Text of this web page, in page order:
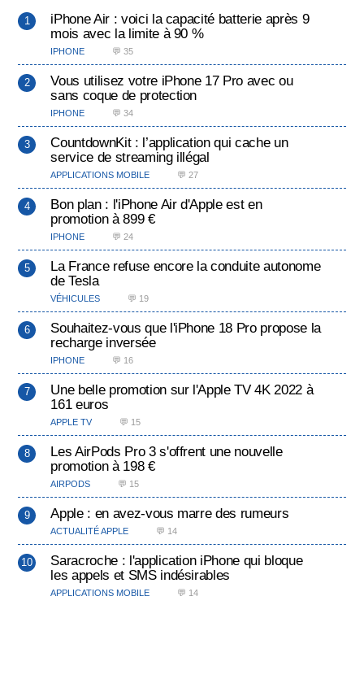
iPhone Air : voici la capacité batterie après 9
mois avec la limite à 90 %
IPHONE 💬 35
Vous utilisez votre iPhone 17 Pro avec ou
sans coque de protection
IPHONE 💬 34
CountdownKit : l’application qui cache un
service de streaming illégal
APPLICATIONS MOBILE 💬 27
Bon plan : l'iPhone Air d'Apple est en
promotion à 899 €
IPHONE 💬 24
La France refuse encore la conduite autonome
de Tesla
VÉHICULES 💬 19
Souhaitez-vous que l'iPhone 18 Pro propose la
recharge inversée
IPHONE 💬 16
Une belle promotion sur l'Apple TV 4K 2022 à
161 euros
APPLE TV 💬 15
Les AirPods Pro 3 s'offrent une nouvelle
promotion à 198 €
AIRPODS 💬 15
Apple : en avez-vous marre des rumeurs
ACTUALITÉ APPLE 💬 14
Saracroche : l'application iPhone qui bloque
les appels et SMS indésirables
APPLICATIONS MOBILE 💬 14